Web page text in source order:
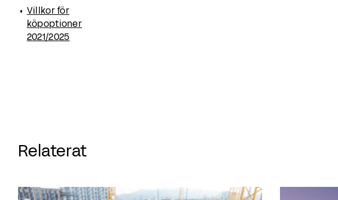
Villkor för
köpoptioner
2021/2025
Relaterat